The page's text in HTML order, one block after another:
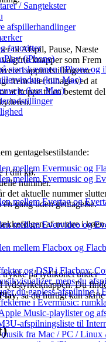
/ Sangtekster
afspillerhandlinger
favoritter
(iPhone)
startskærmen (iPhone og
(kun Mac)
(kun Mac)
mellem Evermusic og
mellem Evermusic og
mellem Evertag og
mellem Evervideo og
mellem Flacbox og
og DSP i Flacbox:
mens du
du gapless-afspilning i
i Evermusic:
Music-playlister og
afspilningsliste til
musik fra Mac / PC /
til Afspil, Pause, Næste
knapper som Frem
i appindstillingerne
frem eller tilbage ved at
at hoppe til en bestemt del
gentagelsestilstande:
i din kø.
nummer.
det aktuelle nummer
gang uden gentagelse.
af numre i køen.
på lydikonet under
lydstyrkeknappen. Du
, så du hurtigt kan skifte